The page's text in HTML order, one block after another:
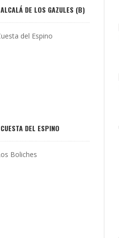
ALCALÁ DE LOS GAZULES (B)
CUESTA DEL ESPINO